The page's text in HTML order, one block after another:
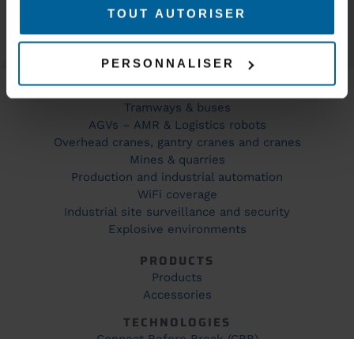
TOUT AUTORISER
PERSONNALISER
KEEP IN TOUCH
MARKETS
Trains & subways
Tramways & buses
AGVs – AMR & Logistics robots
Overhead cranes, gantry cranes and cranes
Mines & quarries
Production and industrial automation
WiFi coverage
Industrial site surveillance and security
Explosive environments
PRODUCTS
Products
Accessories
TECHNOLOGIES